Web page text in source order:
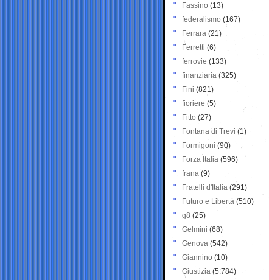
Fassino (13)
federalismo (167)
Ferrara (21)
Ferretti (6)
ferrovie (133)
finanziaria (325)
Fini (821)
fioriere (5)
Fitto (27)
Fontana di Trevi (1)
Formigoni (90)
Forza Italia (596)
frana (9)
Fratelli d'Italia (291)
Futuro e Libertà (510)
g8 (25)
Gelmini (68)
Genova (542)
Giannino (10)
Giustizia (5.784)